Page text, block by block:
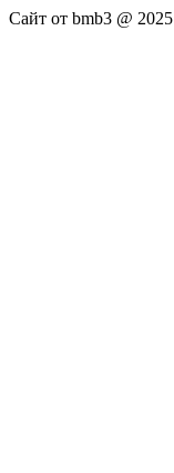
Сайт от bmb3 @ 2025